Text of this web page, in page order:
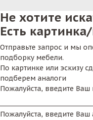
Не хотите
Есть
Отправьте запрос и мы
подборку мебели.
По картинке или эскизу
подберем аналоги
Пожалуйста, введите
Пожалуйста, введите Ваш